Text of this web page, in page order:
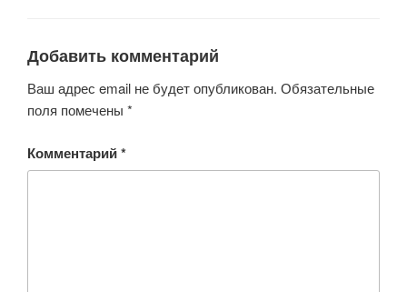
k ni
ki
Добавить комментарий
Ваш адрес email не будет опубликован. Обязательные
поля помечены *
Комментарий*